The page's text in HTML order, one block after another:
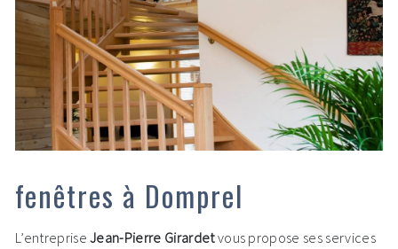
fenêtres à Domprel
L’entrepriseJean-Pierre Girardetvous propose ses services